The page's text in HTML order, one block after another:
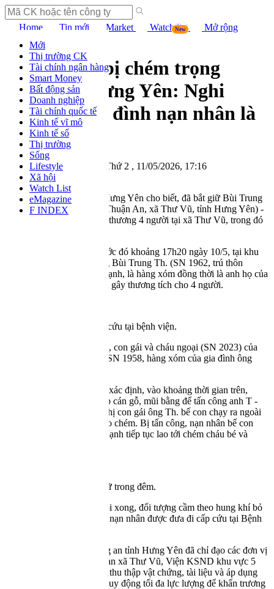
Home Tin mới Market Watch list
New
Mở rộng
Mới
Thị trường CK
Tài chính ngân hàng
Smart Money
Bất động sản
Doanh nghiệp
Tài chính quốc tế
Kinh tế vĩ mô
Kinh tế số
Thị trường
Sống
Lifestyle
Xã hội
Watch List
eMagazine
F INDEX
Vụ 4 người bị chém trọng
thương ở Hưng Yên: Nghi
phạm và gia đình nạn nhân là
họ hàng
Theo M.Đ- Vũ Quỳnh
Thứ 2 , 11/05/2026, 17:16
CHIA SẺ
Ngày 11/5, Công an tỉnh Hưng Yên cho biết, đã bắt giữ Bùi Trung
Mạnh (SN 1974, trú thôn Thuận An, xã Thư Vũ, tỉnh Hưng Yên) -
nghi dùng dao chém trọng thương 4 người tại xã Thư Vũ, trong đó
Theo cơ quan công an, trước đó khoảng 17h20 ngày 10/5, tại khu
vực ngõ trước cửa nhà ông Bùi Trung Th. (SN 1962, trú thôn
Thuận An, xã Thư Vũ), Mạnh, là hàng xóm đồng thời là anh họ của
ông Th. đã dùng dao chém gây thương tích cho 4 người.
Nạn nhân được cấp cứu tại bệnh viện.
Các nạn nhân gồm con trai, con gái và cháu ngoại (SN 2023) của
ông Th. và bà Vũ Thị H. (SN 1958, hàng xóm của gia đình ông
Kết quả xác minh ban đầu xác định, vào khoảng thời gian trên,
Mạnh sử dụng dao nhà bếp cán gỗ, mũi bằng để tấn công anh T -
con trai ông Th. Lúc này chị con gái ông Th. bế con chạy ra ngoài
cũng bị đối tượng dùng dao chém. Bị tấn công, nạn nhân bế con
chạy sang nhà bà H., thì Mạnh tiếp tục lao tới chém cháu bé và
Nghi phạm bị bắt giữ trong đêm.
Thực hiện hành vi phạm tội xong, đối tượng cầm theo hung khí bỏ
trốn khỏi hiện trường. Các nạn nhân được đưa đi cấp cứu tại Bệnh
Sau khi nhận tin báo, Công an tỉnh Hưng Yên đã chỉ đạo các đơn vị
nghiệp vụ phối hợp Công an xã Thư Vũ, Viện KSND khu vực 5
khám nghiệm hiện trường, thu thập vật chứng, tài liệu và áp dụng
các biện pháp nghiệp vụ, huy động tối đa lực lượng để khẩn trương